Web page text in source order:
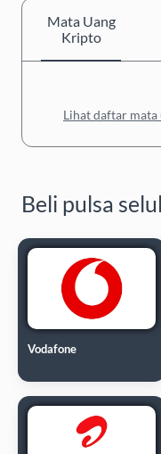
Mata Uang
Kripto
Lihat daftar
Beli pulsa
Vodafone